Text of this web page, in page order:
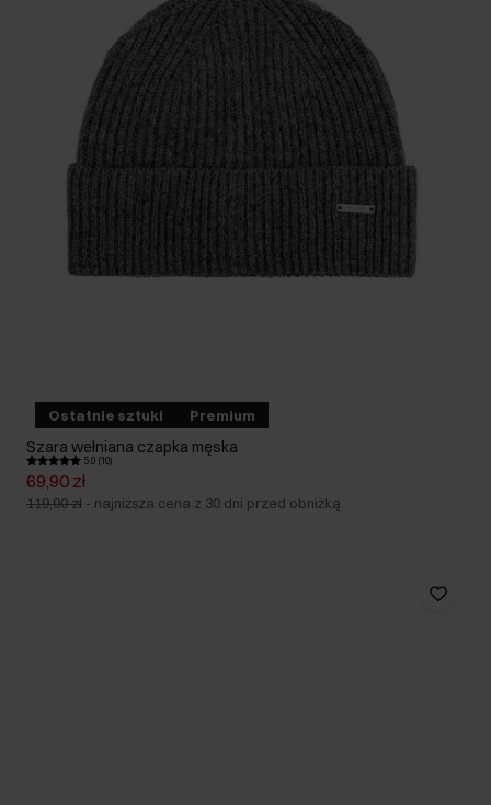
Ostatnie sztuki Premium
Szara wełniana czapka męska
5.0 (10)
69,90 zł
119,90 zł - najniższa cena z 30 dni przed obniżką